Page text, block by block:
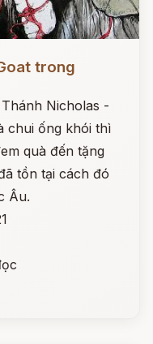
trong
Nicholas -
chui ống khói thì
quà đến tặng
tồn tại cách đó
Âu.